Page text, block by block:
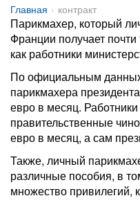
Главная
контракт
Парикмахер, который
Франции получает
как работники
По официальным
парикмахера
евро в месяц.
правительственные
евро в месяц, а сам
Также, личный
различные пособия, в
множество привилегий,